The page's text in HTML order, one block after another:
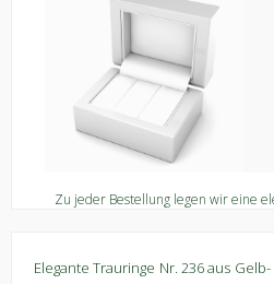
Zu jeder Bestellung legen wir eine
Elegante Trauringe Nr. 236 aus